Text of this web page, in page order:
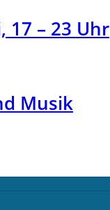
17 – 23 Uhr
Musik